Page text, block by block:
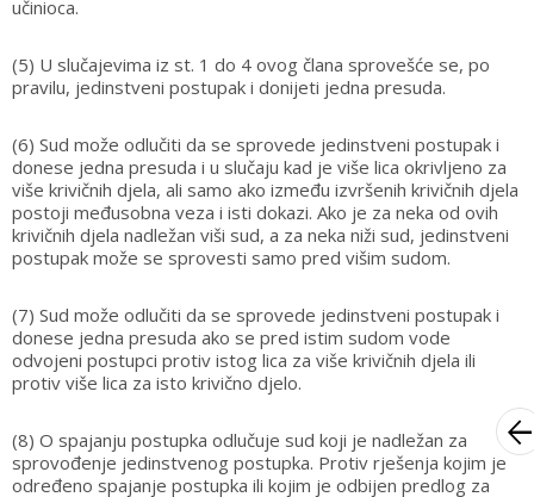
učinioca.
(5) U slučajevima iz st. 1 do 4 ovog člana sprovešće se, po
pravilu, jedinstveni postupak i donijeti jedna presuda.
(6) Sud može odlučiti da se sprovede jedinstveni postupak i
donese jedna presuda i u slučaju kad je više lica okrivljeno za
više krivičnih djela, ali samo ako između izvršenih krivičnih djela
postoji međusobna veza i isti dokazi. Ako je za neka od ovih
krivičnih djela nadležan viši sud, a za neka niži sud, jedinstveni
postupak može se sprovesti samo pred višim sudom.
(7) Sud može odlučiti da se sprovede jedinstveni postupak i
donese jedna presuda ako se pred istim sudom vode
odvojeni postupci protiv istog lica za više krivičnih djela ili
protiv više lica za isto krivično djelo.
(8) O spajanju postupka odlučuje sud koji je nadležan za
sprovođenje jedinstvenog postupka. Protiv rješenja kojim je
određeno spajanje postupka ili kojim je odbijen predlog za